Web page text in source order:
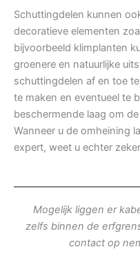
Schuttingdelen kunnen
decoratieve elementen
bijvoorbeeld klimplanten
groenere en natuurlijke
schuttingdelen af en toe
te maken en eventueel te
beschermende laag om
Wanneer u de omheining
expert, weet u echter
Mogelijk liggen er
zelfs binnen de
contact op